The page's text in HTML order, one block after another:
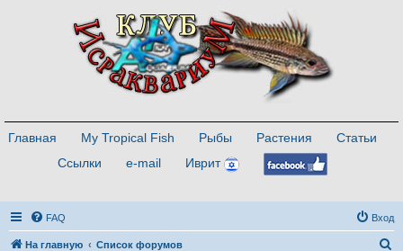
Главная My Tropical Fish Рыбы Растения
Статьи
Ссылки
e-mail Иврит
FAQ Вход
На главную Список форумов